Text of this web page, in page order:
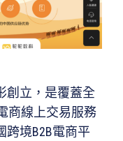
創立，是覆蓋全
商線上交易服務
跨境B2B電商平